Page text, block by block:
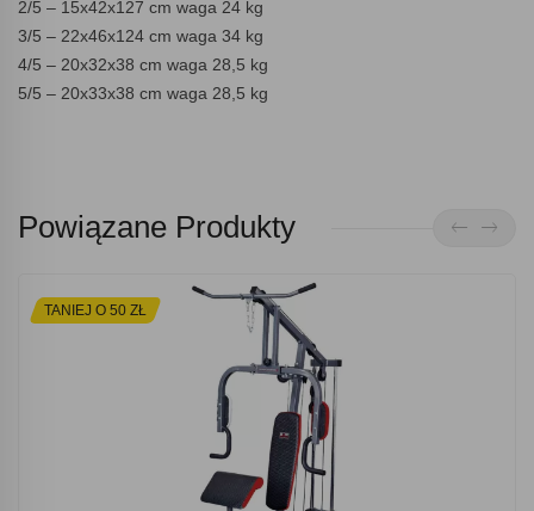
2/5 – 15x42x127 cm waga 24 kg
3/5 – 22x46x124 cm waga 34 kg
4/5 – 20x32x38 cm waga 28,5 kg
5/5 – 20x33x38 cm waga 28,5 kg
Powiązane Produkty
TANIEJ O 50 ZŁ